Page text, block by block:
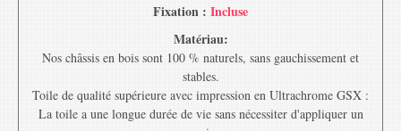
Fixation : Incluse
Matériau:
Nos châssis en bois sont 100 % naturels, sans gauchissement et
stables.
Toile de qualité supérieure avec impression en Ultrachrome GSX :
La toile a une longue durée de vie sans nécessiter d'appliquer un